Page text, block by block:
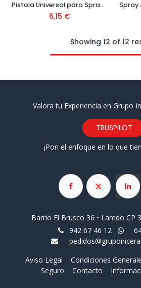
Pistola Universal para Spray Ref. 15001025
6,15 €
Showing 12 of 12
Valora tu Experiencia en Grupo
TRUSPILOT
¡Pon el enfoque en lo que
Barrio El Brusco 36 • Laredo CP
942 67 46 12
Aviso Legal
Condiciones
Seguro
Contacto